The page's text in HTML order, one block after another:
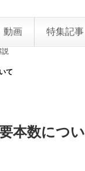
動画 特集記事
説
て
本数につ